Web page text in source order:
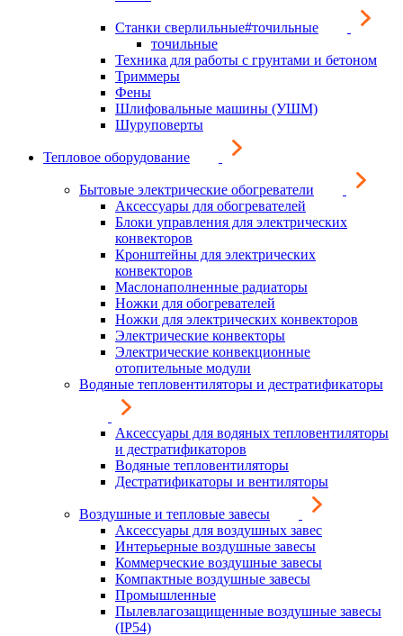
Станки сверлильные#точильные
точильные
Техника для работы с грунтами и бетоном
Триммеры
Фены
Шлифовальные машины (УШМ)
Шуруповерты
Тепловое оборудование
Бытовые электрические обогреватели
Аксессуары для обогревателей
Блоки управления для электрических
конвекторов
Кронштейны для электрических
конвекторов
Маслонаполненные радиаторы
Ножки для обогревателей
Ножки для электрических конвекторов
Электрические конвекторы
Электрические конвекционные
отопительные модули
Водяные тепловентиляторы и дестратификаторы
Аксессуары для водяных тепловентиляторы
и дестратификаторов
Водяные тепловентиляторы
Дестратификаторы и вентиляторы
Воздушные и тепловые завесы
Аксессуары для воздушных завес
Интерьерные воздушные завесы
Коммерческие воздушные завесы
Компактные воздушные завесы
Промышленные
Пылевлагозащищенные воздушные завесы
(IP54)